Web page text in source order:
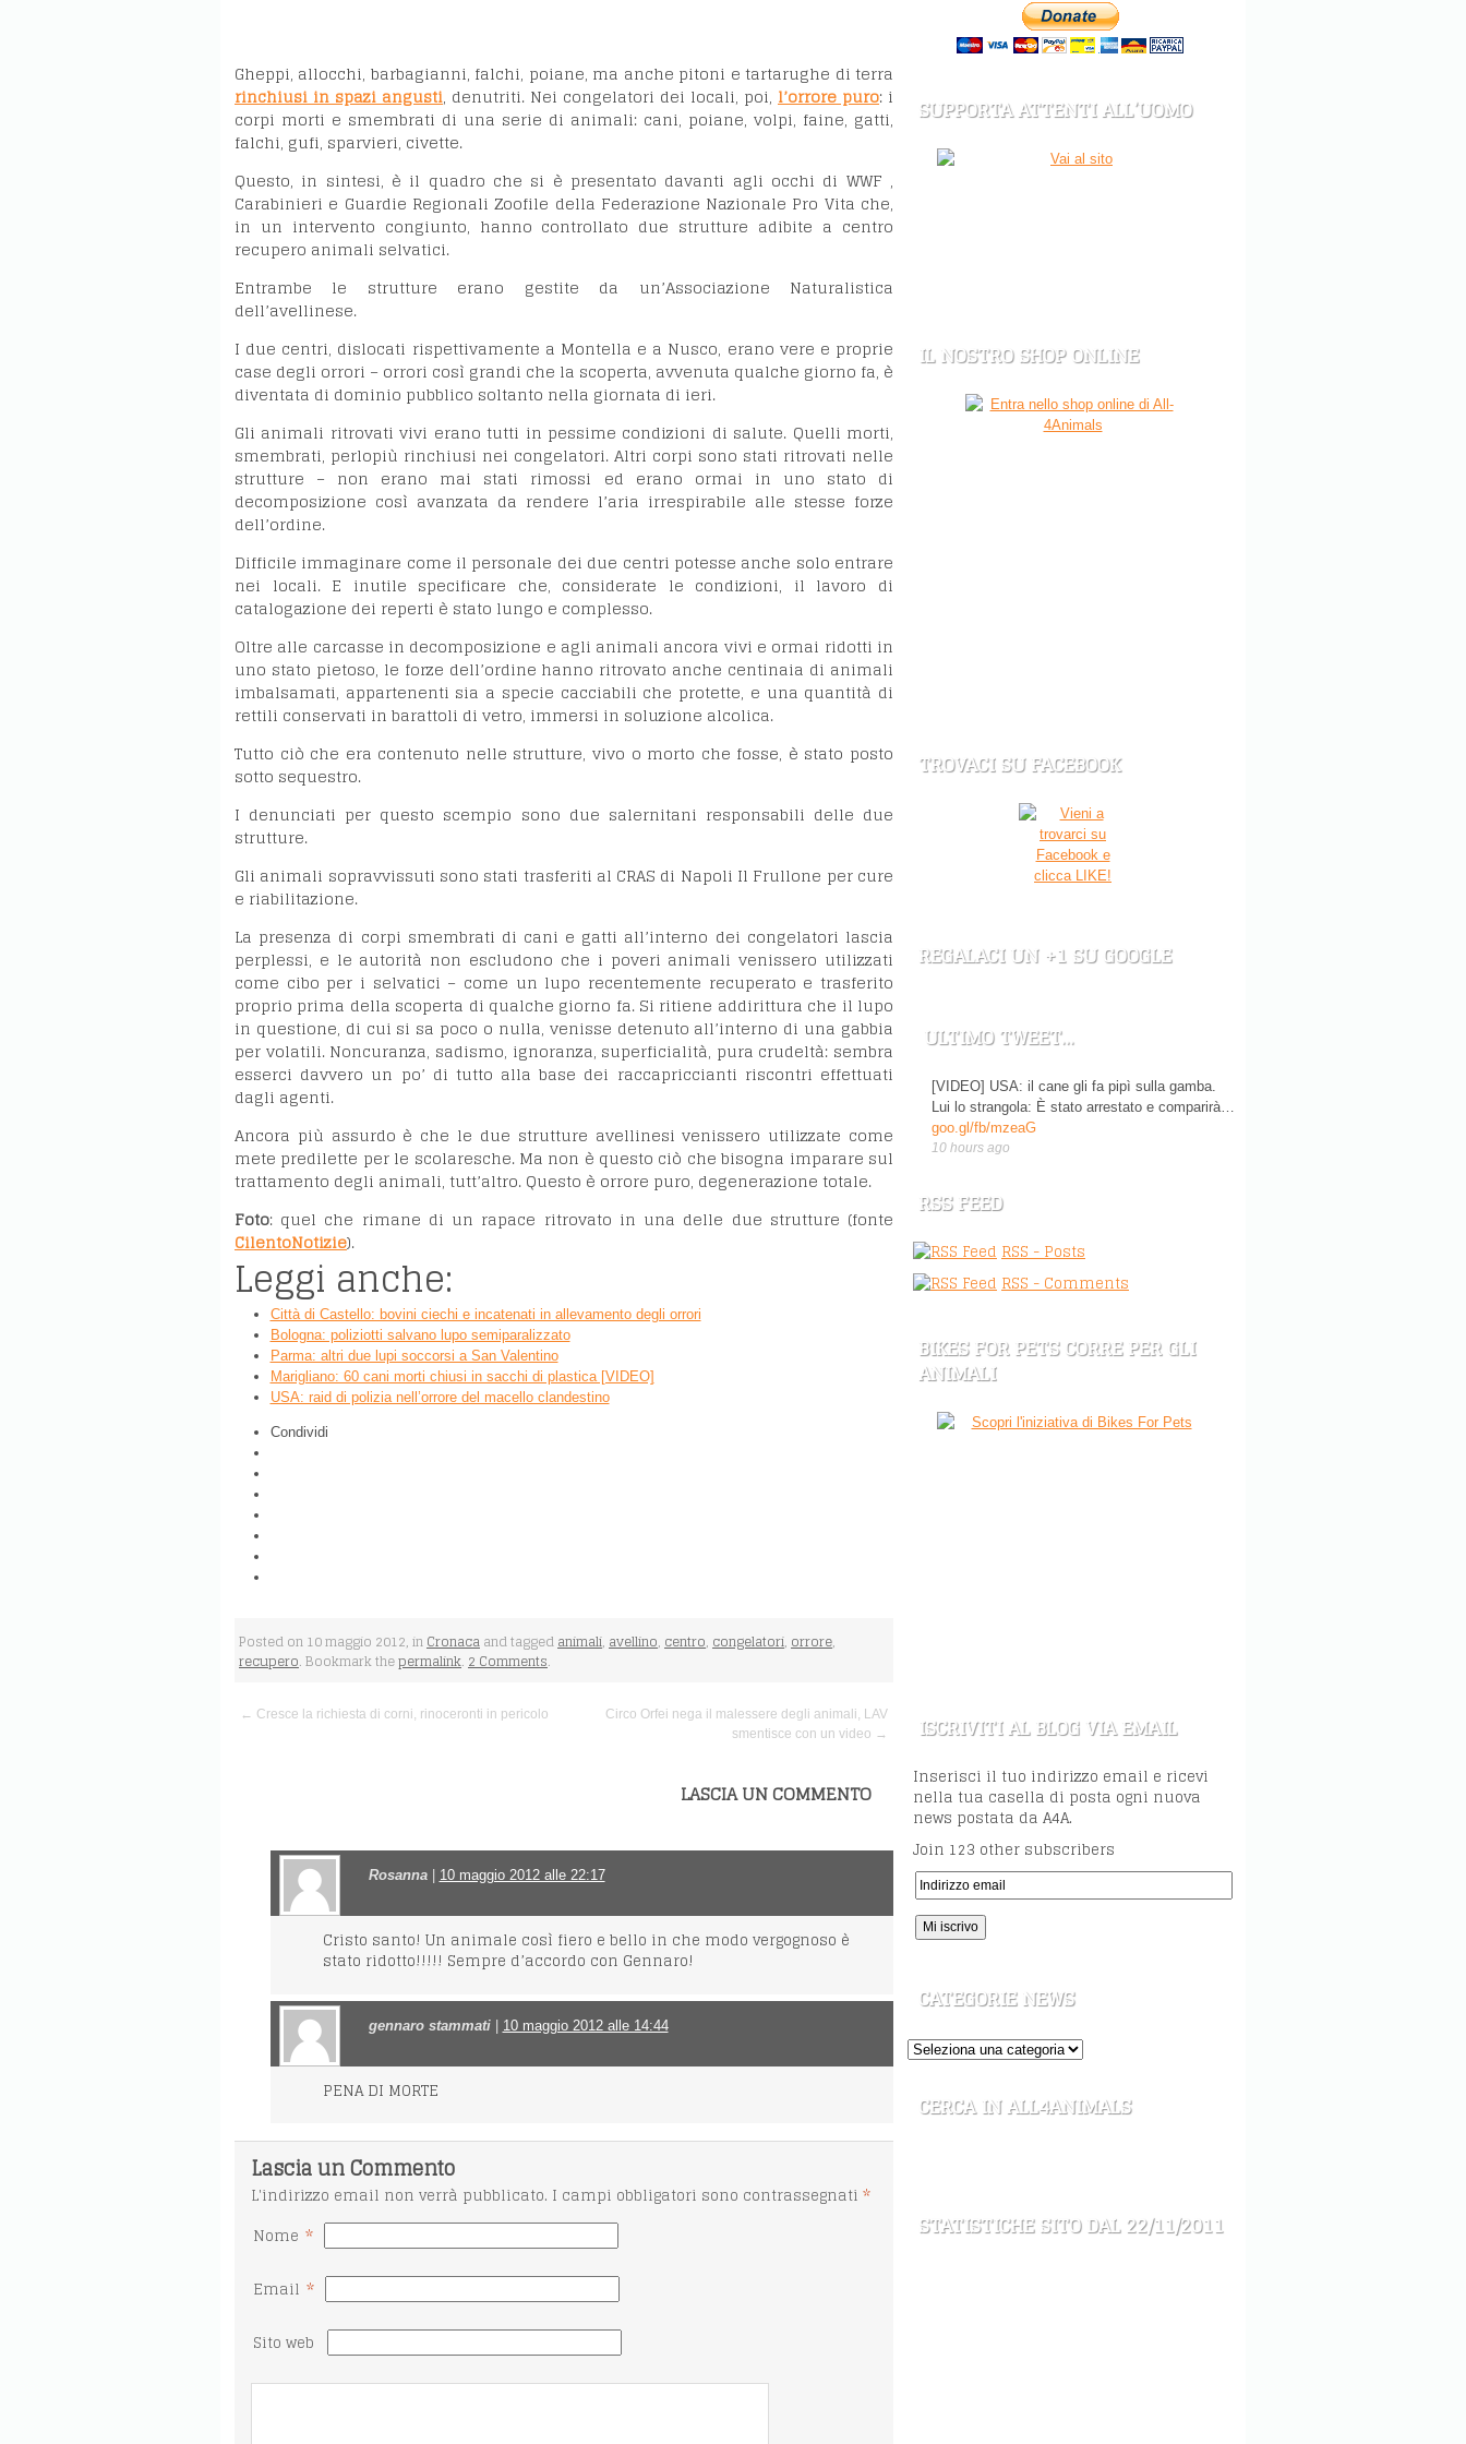
Gheppi, allocchi, barbagianni, falchi, poiane, ma anche pitoni e tartarughe di terra
rinchiusi in spazi angusti, denutriti. Nei congelatori dei locali, poi, l’orrore puro: i
corpi morti e smembrati di una serie di animali: cani, poiane, volpi, faine, gatti,
falchi, gufi, sparvieri, civette.
Questo, in sintesi, è il quadro che si è presentato davanti agli occhi di WWF ,
Carabinieri e Guardie Regionali Zoofile della Federazione Nazionale Pro Vita che,
in un intervento congiunto, hanno controllato due strutture adibite a centro
recupero animali selvatici.
Entrambe le strutture erano gestite da un’Associazione Naturalistica
dell’avellinese.
I due centri, dislocati rispettivamente a Montella e a Nusco, erano vere e proprie
case degli orrori – orrori così grandi che la scoperta, avvenuta qualche giorno fa, è
diventata di dominio pubblico soltanto nella giornata di ieri.
Gli animali ritrovati vivi erano tutti in pessime condizioni di salute. Quelli morti,
smembrati, perlopiù rinchiusi nei congelatori. Altri corpi sono stati ritrovati nelle
strutture – non erano mai stati rimossi ed erano ormai in uno stato di
decomposizione così avanzata da rendere l’aria irrespirabile alle stesse forze
dell’ordine.
Difficile immaginare come il personale dei due centri potesse anche solo entrare
nei locali. E inutile specificare che, considerate le condizioni, il lavoro di
catalogazione dei reperti è stato lungo e complesso.
Oltre alle carcasse in decomposizione e agli animali ancora vivi e ormai ridotti in
uno stato pietoso, le forze dell’ordine hanno ritrovato anche centinaia di animali
imbalsamati, appartenenti sia a specie cacciabili che protette, e una quantità di
rettili conservati in barattoli di vetro, immersi in soluzione alcolica.
Tutto ciò che era contenuto nelle strutture, vivo o morto che fosse, è stato posto
sotto sequestro.
I denunciati per questo scempio sono due salernitani responsabili delle due
strutture.
Gli animali sopravvissuti sono stati trasferiti al CRAS di Napoli Il Frullone per cure
e riabilitazione.
La presenza di corpi smembrati di cani e gatti all’interno dei congelatori lascia
perplessi, e le autorità non escludono che i poveri animali venissero utilizzati
come cibo per i selvatici – come un lupo recentemente recuperato e trasferito
proprio prima della scoperta di qualche giorno fa. Si ritiene addirittura che il lupo
in questione, di cui si sa poco o nulla, venisse detenuto all’interno di una gabbia
per volatili. Noncuranza, sadismo, ignoranza, superficialità, pura crudeltà: sembra
esserci davvero un po’ di tutto alla base dei raccapriccianti riscontri effettuati
dagli agenti.
Ancora più assurdo è che le due strutture avellinesi venissero utilizzate come
mete predilette per le scolaresche. Ma non è questo ciò che bisogna imparare sul
trattamento degli animali, tutt’altro. Questo è orrore puro, degenerazione totale.
Foto: quel che rimane di un rapace ritrovato in una delle due strutture (fonte
CilentoNotizie).
Leggi anche:
Città di Castello: bovini ciechi e incatenati in allevamento degli orrori
Bologna: poliziotti salvano lupo semiparalizzato
Parma: altri due lupi soccorsi a San Valentino
Marigliano: 60 cani morti chiusi in sacchi di plastica [VIDEO]
USA: raid di polizia nell’orrore del macello clandestino
Condividi
Posted on 10 maggio 2012, inCronacaand taggedanimali,avellino,centro,congelatori,orrore,
recupero. Bookmark thepermalink.2 Comments.
← Cresce la richiesta di corni, rinoceronti in pericolo
Circo Orfei nega il malessere degli animali, LAV
smentisce con un video →
LASCIA UN COMMENTO
Rosanna 10 maggio 2012 alle 22:17
Cristo santo! Un animale così fiero e bello in che modo vergognoso è
stato ridotto!!!!! Sempre d’accordo con Gennaro!
gennaro stammati | 10 maggio 2012 alle 14:44
PENA DI MORTE
Lascia un Commento
L'indirizzo email non verrà pubblicato. I campi obbligatori sono contrassegnati *
Nome *
Email *
Sito web
SUPPORTA ATTENTI ALL’UOMO
IL NOSTRO SHOP ONLINE
TROVACI SU FACEBOOK
REGALACI UN +1 SU GOOGLE
ULTIMO TWEET…
[VIDEO] USA: il cane gli fa pipì sulla gamba.
Lui lo strangola: È stato arrestato e comparirà…
goo.gl/fb/mzeaG
10 hours ago
RSS FEED
RSS - Posts
RSS - Comments
BIKES FOR PETS CORRE PER GLI
ANIMALI
ISCRIVITI AL BLOG VIA EMAIL
Inserisci il tuo indirizzo email e ricevi
nella tua casella di posta ogni nuova
news postata da A4A.
Join 123 other subscribers
CATEGORIE NEWS
CERCA IN ALL4ANIMALS
STATISTICHE SITO DAL 22/11/2011